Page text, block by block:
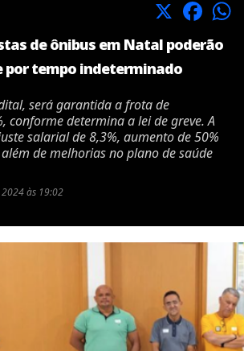
X Facebook
de ônibus em Natal poderão
por tempo indeterminado
será garantida a frota de
conforme determina a lei de greve. A
salarial de 8,3%, aumento de 50%
de melhorias no plano de saúde
às 19:02